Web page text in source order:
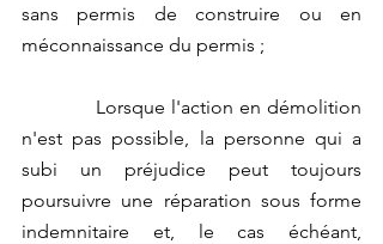
sans permis de construire ou en
méconnaissance du permis ;
n'est pas possible, la personne qui a
subi un préjudice peut toujours
poursuivre une réparation sous forme
indemnitaire et, le cas échéant,